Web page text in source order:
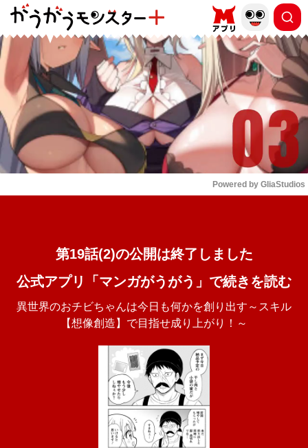
もっと読む
Powered by GliaStudios
第19話(2)の公開は終了しました
公式アプリ「マンガがうがう」で続きを読む
異世界のおチビちゃんは今日も何かを創り出す～スキル
【想像創造】で目指せ成り上がり！～